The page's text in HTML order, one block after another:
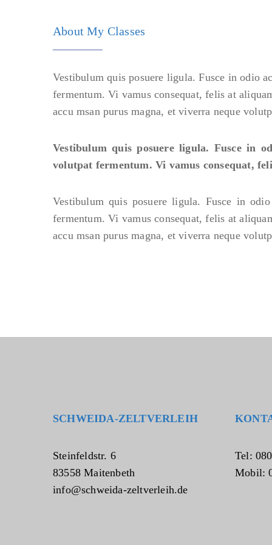
About My Classes
Vestibulum quis posuere ligula. Fusce in odio
fermentum. Vi vamus consequat, felis at
accu msan purus magna, et viverra neque
Vestibulum quis posuere ligula. Fusce in
volutpat fermentum. Vi vamus consequat,
Vestibulum quis posuere ligula. Fusce in
fermentum. Vi vamus consequat, felis at
accu msan purus magna, et viverra neque
SCHWEIDA-ZELTVERLEIH
Steinfeldstr. 6
83558 Maitenbeth
info@schweida-zeltverleih.de
Tel:
Mobil: